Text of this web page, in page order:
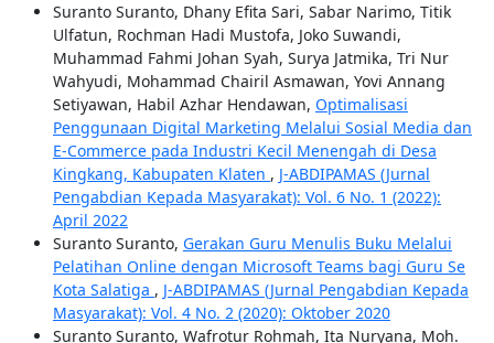
Suranto Suranto, Dhany Efita Sari, Sabar Narimo, Titik
Ulfatun, Rochman Hadi Mustofa, Joko Suwandi,
Muhammad Fahmi Johan Syah, Surya Jatmika, Tri Nur
Wahyudi, Mohammad Chairil Asmawan, Yovi Annang
Setiyawan, Habil Azhar Hendawan, Optimalisasi
Penggunaan Digital Marketing Melalui Sosial Media dan
E-Commerce pada Industri Kecil Menengah di Desa
Kingkang, Kabupaten Klaten , J-ABDIPAMAS (Jurnal
Pengabdian Kepada Masyarakat): Vol. 6 No. 1 (2022):
April 2022
Suranto Suranto, Gerakan Guru Menulis Buku Melalui
Pelatihan Online dengan Microsoft Teams bagi Guru Se
Kota Salatiga , J-ABDIPAMAS (Jurnal Pengabdian Kepada
Masyarakat): Vol. 4 No. 2 (2020): Oktober 2020
Suranto Suranto, Wafrotur Rohmah, Ita Nuryana, Moh.